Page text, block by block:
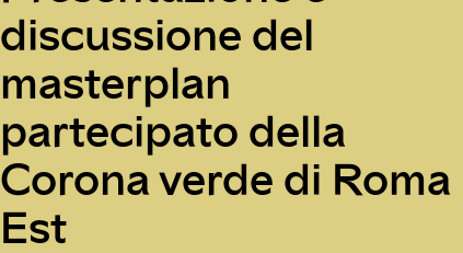
discussione del
masterplan
partecipato della
Corona verde di Roma
Est